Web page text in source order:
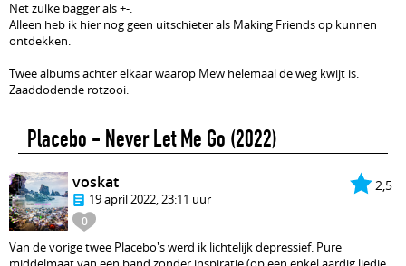
Net zulke bagger als +-.
Alleen heb ik hier nog geen uitschieter als Making Friends op kunnen
ontdekken.
Twee albums achter elkaar waarop Mew helemaal de weg kwijt is.
Zaaddodende rotzooi.
Placebo - Never Let Me Go (2022)
2,5
0
voskat
19 april 2022, 23:11 uur
Van de vorige twee Placebo's werd ik lichtelijk depressief. Pure